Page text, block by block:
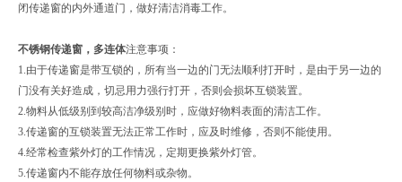
闭传递窗的内外通道门，做好清洁消毒工作。
不锈钢传递窗，多连体注意事项：
1.由于传递窗是带互锁的，所有当一边的门无法顺利打开时，是由于另一边的
门没有关好造成，切忌用力强行打开，否则会损坏互锁装置。
2.物料从低级别到较高洁净级别时，应做好物料表面的清洁工作。
3.传递窗的互锁装置无法正常工作时，应及时维修，否则不能使用。
4.经常检查紫外灯的工作情况，定期更换紫外灯管。
5.传递窗内不能存放任何物料或杂物。